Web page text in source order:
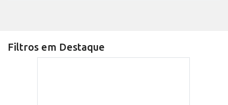
Filtros em Destaque